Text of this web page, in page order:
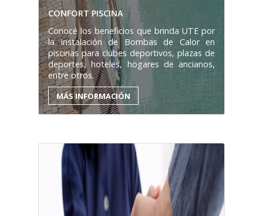
CONFORT PISCINA
Conocé los beneficios que brinda UTE por
la instalación de Bombas de Calor en
piscinas para clubes deportivos, plazas de
deportes, hoteles, hogares de ancianos,
entre otros.
MÁS INFORMACIÓN